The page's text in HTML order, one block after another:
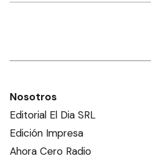
Nosotros
Editorial El Dia SRL
Edición Impresa
Ahora Cero Radio